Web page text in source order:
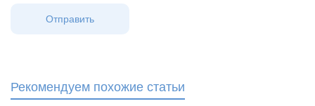
Рекомендуем похожие статьи